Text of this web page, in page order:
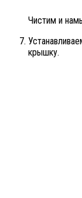
Чистим и
крышку.